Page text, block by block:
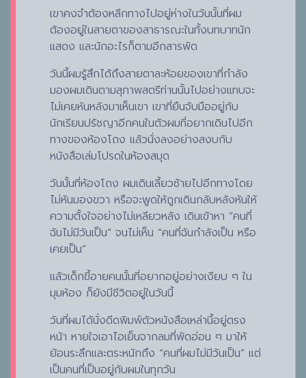
เขาคงจำต้องหลีกทางไปอยู่ห่างในวันนั้นที่ผม
ต้องอยู่ในสายตาของสาธารณะในทั้งบทบาทนัก
แสดง และนักอะไรก็ตามอีกสารพัด
วันนี้ผมรู้สึกได้ถึงสายตาละห้อยของเขาที่กำลัง
มองผมเดินตามสุภาพสตรีท่านนั้นไปอย่างแทบจะ
ไม่เคยหันหลังมาเห็นเขา เขาที่ยืนจับมืออยู่กับ
นักเรียนปรัชญาอีกคนในตัวผมที่อยากเดินไปอีก
ทางของห้องโถง แล้วนั่งลงอย่างสงบกับ
หนังสือเล่มโปรดในห้องสมุด
วันนั้นที่ห้องโถง ผมเดินเลี้ยวซ้ายไปอีกทางโดย
ไม่หันมองขวา หรือจะพูดให้ถูกเดินกลับหลังหันให้
ความตั้งใจอย่างไม่เหลียวหลัง เดินเข้าหา “คนที่
ฉันไม่มีวันเป็น” จนไม่เห็น “คนที่ฉันกำลังเป็น หรือ
เคยเป็น”
แล้วเด็กขี้อายคนนั้นที่อยากอยู่อย่างเงียบ ๆ ใน
มุมห้อง ก็ยังมีชีวิตอยู่ในวันนี้
วันที่ผมได้นั่งดีดพิมพ์ตัวหนังสือเหล่านี้อยู่ตรง
หน้า หายใจเอาไอเย็นจากลมที่พัดอ่อน ๆ มาให้
ย้อนระลึกและตระหนักถึง “คนที่ผมไม่มีวันเป็น” แต่
เป็นคนที่เป็นอยู่กับผมในทุกวัน